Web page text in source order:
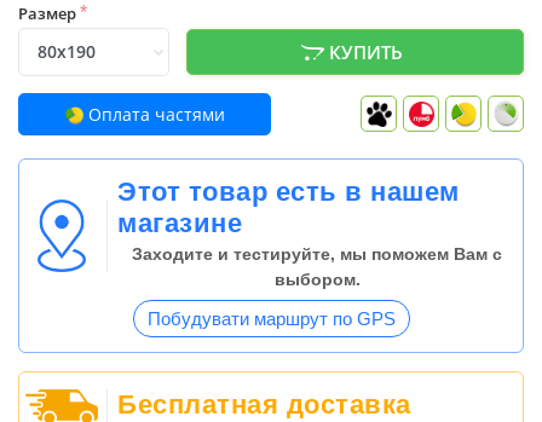
Размер*
КУПИТЬ
Оплата частями
Этот товар есть в нашем
магазине
Заходите и тестируйте, мы поможем Вам с
выбором.
Побудувати маршрут по GPS
Бесплатная доставка